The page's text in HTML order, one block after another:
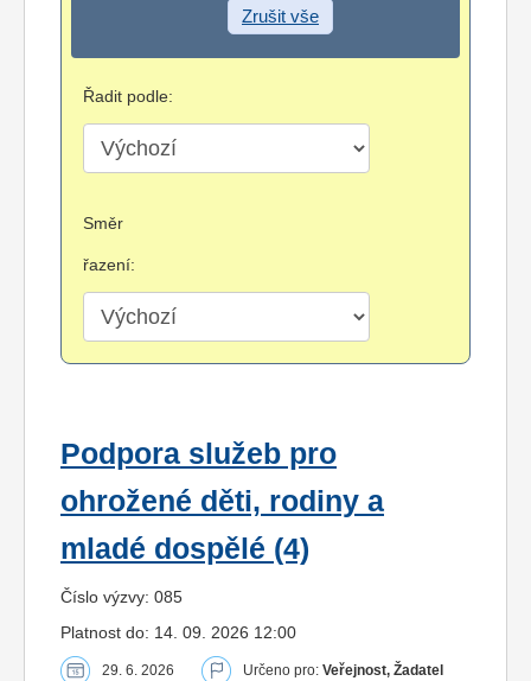
Zrušit vše
Řadit podle:
Směr
řazení:
Podpora služeb pro
ohrožené děti, rodiny a
mladé dospělé (4)
Číslo výzvy: 085
Platnost do: 14. 09. 2026 12:00
29. 6. 2026 Určeno pro: Veřejnost, Žadatel